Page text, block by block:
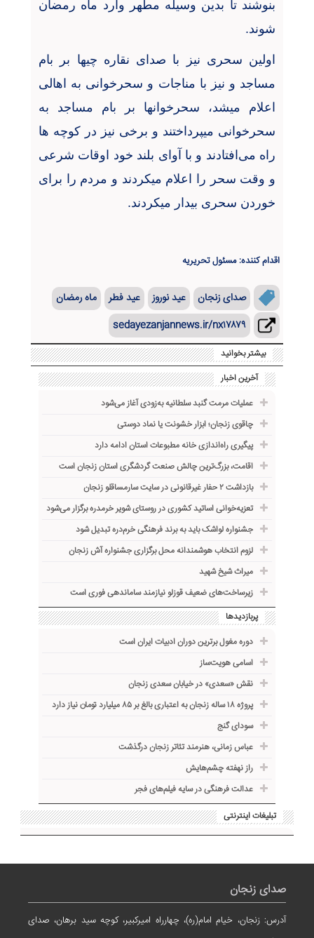
بنوشند تا بدین وسیله مطهر وارد ماه رمضان
شوند.
اولین سحری نیز با صدای نقاره چیها بر بام
مساجد و نیز با مناجات و سحرخوانی به اهالی
اعلام میشد، سحرخوانها بر بام مساجد به
سحرخوانی میپرداختند و برخی نیز در کوچه ها
راه می افتادند و با آوای بلند خود اوقات شرعی
و وقت سحر را اعلام میکردند و مردم را برای
خوردن سحری بیدار میکردند.
اقدام کننده: مسئول تحریریه
صدای زنجان عید نوروز عید فطر
ماه رمضان
sedayezanjannews.ir/nx۱۷۸۷۹
بیشتر بخوانید
آخرین اخبار
عملیات مرمت گنبد سلطانیه به‌زودی آغاز می‌شود
چاقوی زنجان؛ ابزار خشونت یا نماد دوستی
پیگیری راه‌اندازی خانه مطبوعات استان ادامه دارد
اقامت، بزرگ‌ترین چالش صنعت گردشگری استان زنجان است
بازداشت ۲ حفار غیرقانونی در سایت سارمساقلو زنجان
تعزیه‌خوانی اساتید کشوری در روستای شویر خرمدره برگزار می‌شود
جشنواره لواشک باید به برند فرهنگی خرم‌دره تبدیل شود
لزوم انتخاب هوشمندانه محل برگزاری جشنواره آش زنجان
میراث شیخ شهید
زیرساخت‌های ضعیف قوزلو نیازمند ساماندهی فوری است
پربازدیدها
دوره مغول برترین دوران ادبیات ایران است
اسامی هویت‌ساز
نقش «سعدی» در خیابان سعدی زنجان
پروژه ۱۸ ساله زنجان به اعتباری بالغ بر ۸۵ میلیارد تومان نیاز دارد
سودای گنج
عباس زمانی، هنرمند تئاتر زنجان درگذشت
راز نهفته چشم‌هایش
عدالت فرهنگی در سایه فیلم‌های فجر
تبلیغات اینترنتی
صدای زنجان
آدرس: زنجان، خیام امام(ره)، چهارراه امیرکبیر، کوچه سید برهان، صدای